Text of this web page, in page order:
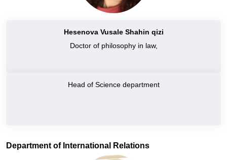
Hesenova Vusale Shahin qizi
Doctor of philosophy in law,
Head of Science department
Department of International Relations